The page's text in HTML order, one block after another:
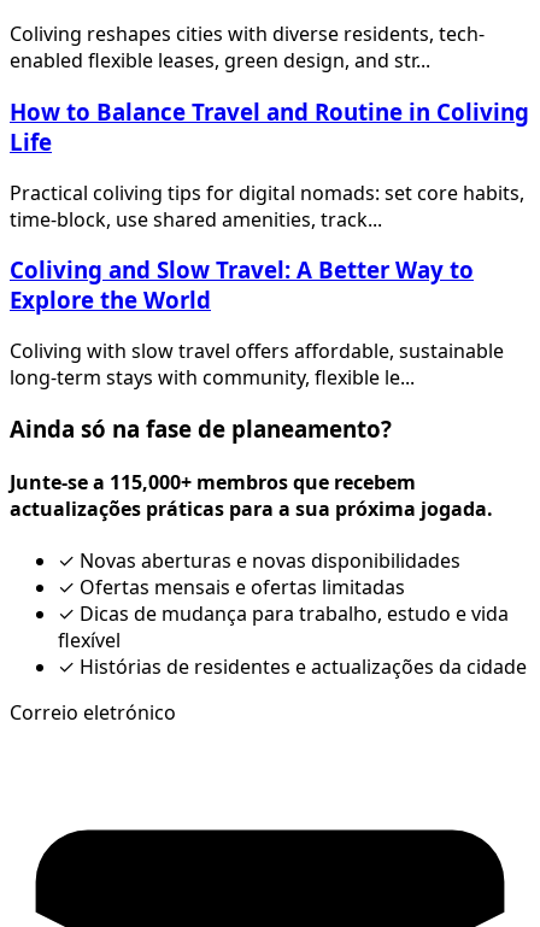
Coliving reshapes cities with diverse residents, tech-
enabled flexible leases, green design, and str...
How to Balance Travel and Routine in Coliving
Life
Practical coliving tips for digital nomads: set core habits,
time-block, use shared amenities, track...
Coliving and Slow Travel: A Better Way to
Explore the World
Coliving with slow travel offers affordable, sustainable
long-term stays with community, flexible le...
Ainda só na fase de planeamento?
Junte-se a 115,000+ membros que recebem
actualizações práticas para a sua próxima jogada.
✓ Novas aberturas e novas disponibilidades
✓ Ofertas mensais e ofertas limitadas
✓ Dicas de mudança para trabalho, estudo e vida
flexível
✓ Histórias de residentes e actualizações da cidade
Correio eletrónico